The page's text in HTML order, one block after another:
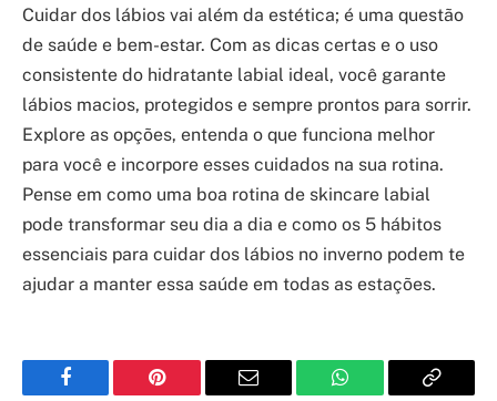
Cuidar dos lábios vai além da estética; é uma questão
de saúde e bem-estar. Com as dicas certas e o uso
consistente do hidratante labial ideal, você garante
lábios macios, protegidos e sempre prontos para sorrir.
Explore as opções, entenda o que funciona melhor
para você e incorpore esses cuidados na sua rotina.
Pense em como uma boa rotina de skincare labial
pode transformar seu dia a dia e como os 5 hábitos
essenciais para cuidar dos lábios no inverno podem te
ajudar a manter essa saúde em todas as estações.
Facebook Pinterest Email WhatsApp Copy